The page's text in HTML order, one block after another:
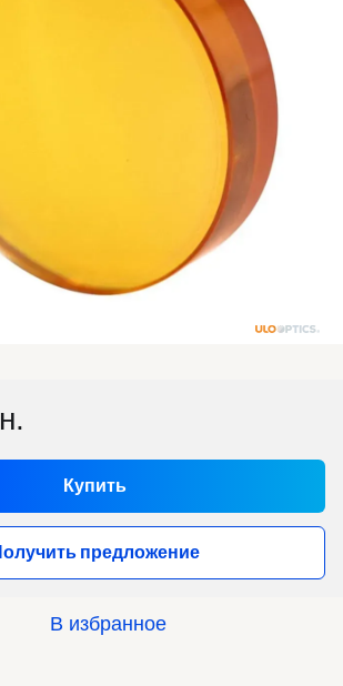
Купить
предложение
В избранное